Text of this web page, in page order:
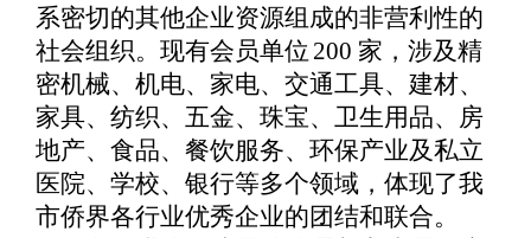
系密切的其他企业资源组成的非营利性的
社会组织。现有会员单位 200 家，涉及精
密机械、机电、 家电、交通工具、建材、
家具、纺织、五金、珠宝、卫生用品、房
地产、食品、餐饮服务、环保产业及私立
医院、学校、银行等多个领域，体现了我
市侨界各行业优秀企业的团结和联合。